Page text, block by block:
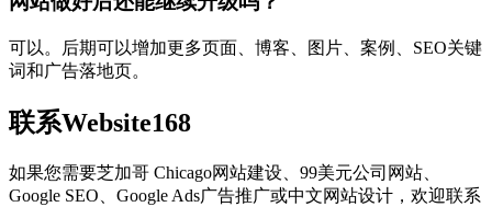
可以。后期可以增加更多页面、博客、图片、案例、SEO关键
词和广告落地页。
联系Website168
如果您需要芝加哥 Chicago网站建设、99美元公司网站、
Google SEO、Google Ads广告推广或中文网站设计，欢迎联系